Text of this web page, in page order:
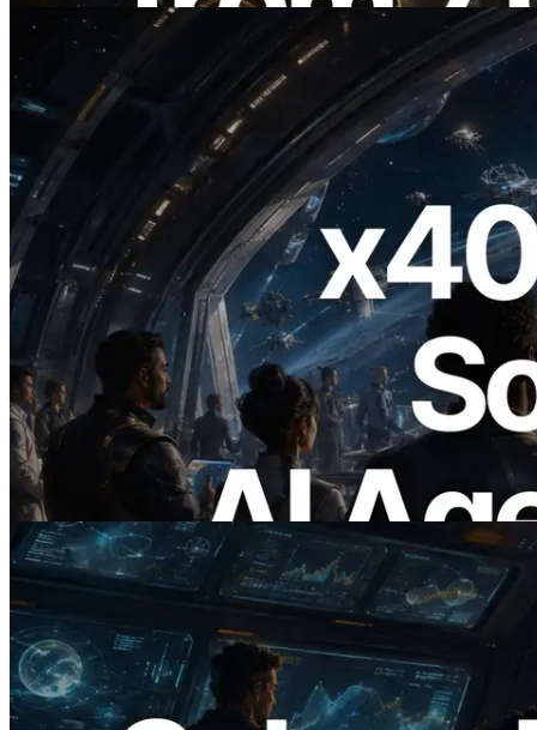
2026.07.04
ERPC เปิดตัว Solana RPC ที่รองรับ x402
— ยุคที่ AI Agent จ่ายเงินให้ API ที่ต้องใช้
แบบ On Demand
อ่านบทความนี้